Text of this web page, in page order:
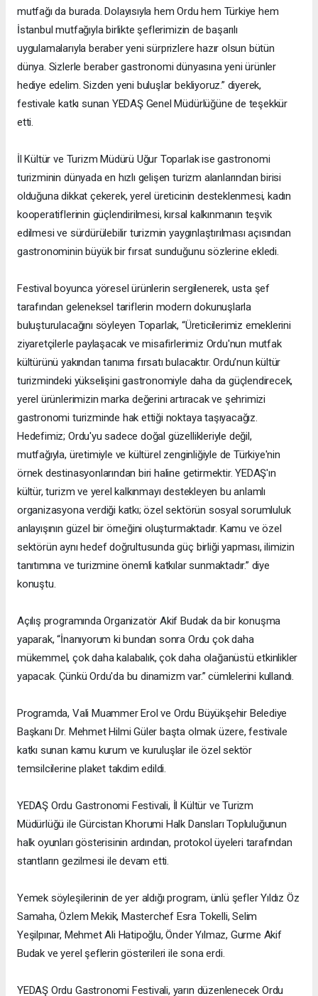
mutfağı da burada. Dolayısıyla hem Ordu hem Türkiye hem
İstanbul mutfağıyla birlikte şeflerimizin de başarılı
uygulamalarıyla beraber yeni sürprizlere hazır olsun bütün
dünya. Sizlerle beraber gastronomi dünyasına yeni ürünler
hediye edelim. Sizden yeni buluşlar bekliyoruz.” diyerek,
festivale katkı sunan YEDAŞ Genel Müdürlüğüne de teşekkür
etti.
İl Kültür ve Turizm Müdürü Uğur Toparlak ise gastronomi
turizminin dünyada en hızlı gelişen turizm alanlarından birisi
olduğuna dikkat çekerek, yerel üreticinin desteklenmesi, kadın
kooperatiflerinin güçlendirilmesi, kırsal kalkınmanın teşvik
edilmesi ve sürdürülebilir turizmin yaygınlaştırılması açısından
gastronominin büyük bir fırsat sunduğunu sözlerine ekledi.
Festival boyunca yöresel ürünlerin sergilenerek, usta şef
tarafından geleneksel tariflerin modern dokunuşlarla
buluşturulacağını söyleyen Toparlak, “Üreticilerimiz emeklerini
ziyaretçilerle paylaşacak ve misafirlerimiz Ordu'nun mutfak
kültürünü yakından tanıma fırsatı bulacaktır. Ordu’nun kültür
turizmindeki yükselişini gastronomiyle daha da güçlendirecek,
yerel ürünlerimizin marka değerini artıracak ve şehrimizi
gastronomi turizminde hak ettiği noktaya taşıyacağız.
Hedefimiz; Ordu'yu sadece doğal güzellikleriyle değil,
mutfağıyla, üretimiyle ve kültürel zenginliğiyle de Türkiye'nin
örnek destinasyonlarından biri haline getirmektir. YEDAŞ'ın
kültür, turizm ve yerel kalkınmayı destekleyen bu anlamlı
organizasyona verdiği katkı; özel sektörün sosyal sorumluluk
anlayışının güzel bir örneğini oluşturmaktadır. Kamu ve özel
sektörün aynı hedef doğrultusunda güç birliği yapması, ilimizin
tanıtımına ve turizmine önemli katkılar sunmaktadır.” diye
konuştu.
Açılış programında Organizatör Akif Budak da bir konuşma
yaparak, “İnanıyorum ki bundan sonra Ordu çok daha
mükemmel, çok daha kalabalık, çok daha olağanüstü etkinlikler
yapacak. Çünkü Ordu'da bu dinamizm var.” cümlelerini kullandı.
Programda, Vali Muammer Erol ve Ordu Büyükşehir Belediye
Başkanı Dr. Mehmet Hilmi Güler başta olmak üzere, festivale
katkı sunan kamu kurum ve kuruluşlar ile özel sektör
temsilcilerine plaket takdim edildi.
YEDAŞ Ordu Gastronomi Festivali, İl Kültür ve Turizm
Müdürlüğü ile Gürcistan Khorumi Halk Dansları Topluluğunun
halk oyunları gösterisinin ardından, protokol üyeleri tarafından
stantların gezilmesi ile devam etti.
Yemek söyleşilerinin de yer aldığı program, ünlü şefler Yıldız Öz
Samaha, Özlem Mekik, Masterchef Esra Tokelli, Selim
Yeşilpınar, Mehmet Ali Hatipoğlu, Önder Yılmaz, Gurme Akif
Budak ve yerel şeflerin gösterileri ile sona erdi.
YEDAŞ Ordu Gastronomi Festivali, yarın düzenlenecek Ordu